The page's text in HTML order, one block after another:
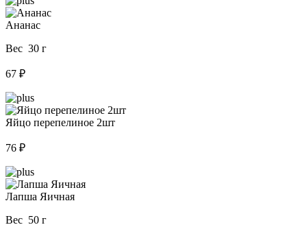
Ананас
Вес 30 г
67 ₽
Яйцо перепелиное 2шт
76 ₽
Лапша Яичная
Вес 50 г